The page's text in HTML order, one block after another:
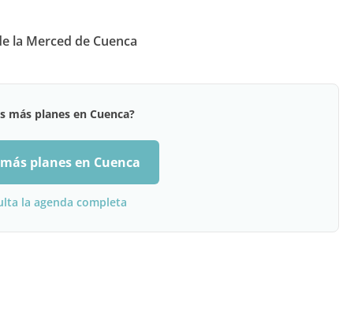
la Merced de Cuenca
más planes en Cuenca?
planes en Cuenca
la agenda completa